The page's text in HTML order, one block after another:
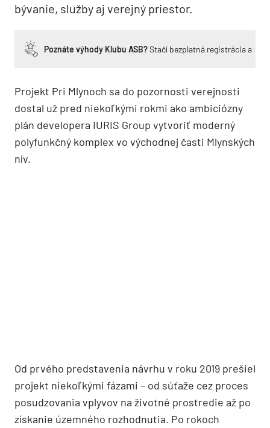
bývanie, služby aj verejný priestor.
Poznáte výhody Klubu ASB?Stačí bezplatná registrácia a
Projekt Pri Mlynoch sa do pozornosti verejnosti
dostal už pred niekoľkými rokmi ako ambiciózny
plán developera IURIS Group vytvoriť moderný
polyfunkčný komplex vo východnej časti Mlynských
nív.
Od prvého predstavenia návrhu v roku 2019 prešiel
projekt niekoľkými fázami – od súťaže cez proces
posudzovania vplyvov na životné prostredie až po
získanie územného rozhodnutia. Po rokoch